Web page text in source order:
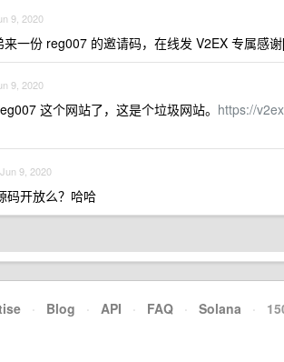
9, 2020
一份 reg007 的邀请码，在线发 V2EX 专属感谢[
9, 2020
这个网站了，这是个垃圾网站。 https://
Jun 9, 2020
码开放么？哈哈
· Blog · API · FAQ · Solana ·